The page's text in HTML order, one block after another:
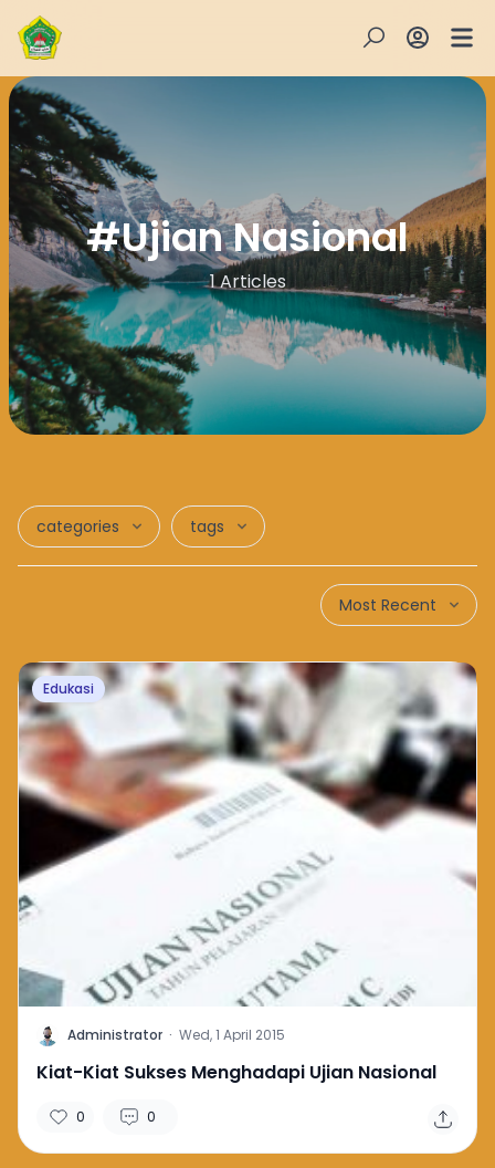
#Ujian Nasional
1 Articles
categories tags
Most Recent
Edukasi
A Administrator · Wed, 1 April 2015
Kiat-Kiat Sukses Menghadapi Ujian Nasional
0 0